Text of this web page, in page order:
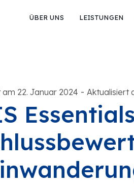
ÜBER UNS LEISTUNGEN
22. Januar 2024 - Aktualisiert